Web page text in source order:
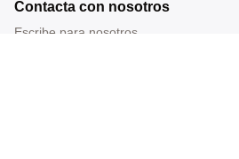
Contacta con nosotros
Escribe para nosotros